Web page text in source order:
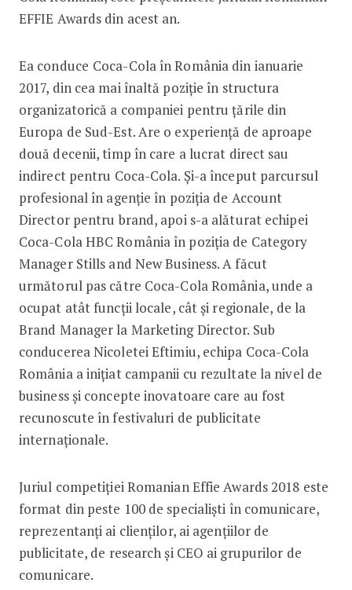
EFFIE Awards din acest an.
Ea conduce Coca-Cola în România din ianuarie
2017, din cea mai înaltă poziție în structura
organizatorică a companiei pentru țările din
Europa de Sud-Est. Are o experiență de aproape
două decenii, timp în care a lucrat direct sau
indirect pentru Coca-Cola. Și-a început parcursul
profesional în agenție în poziția de Account
Director pentru brand, apoi s-a alăturat echipei
Coca-Cola HBC România în poziția de Category
Manager Stills and New Business. A făcut
următorul pas către Coca-Cola România, unde a
ocupat atât funcții locale, cât și regionale, de la
Brand Manager la Marketing Director. Sub
conducerea Nicoletei Eftimiu, echipa Coca-Cola
România a inițiat campanii cu rezultate la nivel de
business și concepte inovatoare care au fost
recunoscute în festivaluri de publicitate
internaționale.
Juriul competiţiei Romanian Effie Awards 2018 este
format din peste 100 de specialişti în comunicare,
reprezentanţi ai clienţilor, ai agenţiilor de
publicitate, de research şi CEO ai grupurilor de
comunicare.